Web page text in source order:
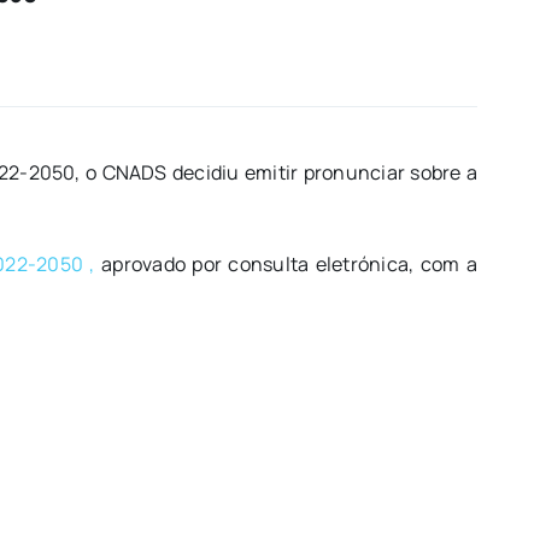
2050, o CNADS decidiu emitir pronunciar sobre a
2050 ,aprovado por consulta eletrónica, com a